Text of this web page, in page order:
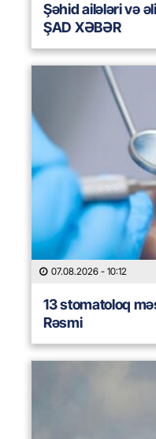
Şəhid ailələri və
ŞAD XƏBƏR
07.08.2026 - 10:12
13 stomatoloq
Rəsmi